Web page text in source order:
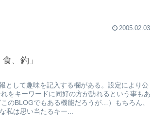
2005.02.03
、釣」
として趣味を記入する欄がある。設定により公
をキーワードに同好の方が訪れるという事もあ
のBLOGでもある機能だろうが…）もちろん、
私は思い当たるキー...